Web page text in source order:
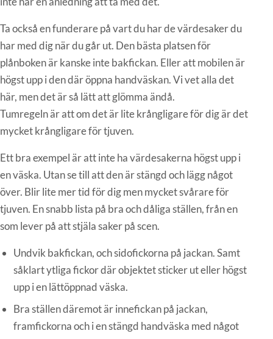
Ta också en funderare på vart du har de värdesaker du
har med dig när du går ut. Den bästa platsen för
plånboken är kanske inte bakfickan. Eller att mobilen är
högst upp i den där öppna handväskan. Vi vet alla det
här, men det är så lätt att glömma ändå.
Tumregeln är att om det är lite krångligare för dig är det
mycket krångligare för tjuven.
Ett bra exempel är att inte ha värdesakerna högst upp i
en väska. Utan se till att den är stängd och lägg något
över. Blir lite mer tid för dig men mycket svårare för
tjuven. En snabb lista på bra och dåliga ställen, från en
som lever på att stjäla saker på scen.
Undvik bakfickan, och sidofickorna på jackan. Samt
såklart ytliga fickor där objektet sticker ut eller högst
upp i en lättöppnad väska.
Bra ställen däremot är innefickan på jackan,
framfickorna och i en stängd handväska med något